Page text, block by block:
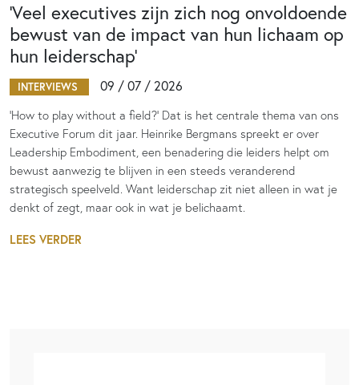
‘Veel executives zijn zich nog onvoldoende
bewust van de impact van hun lichaam op
hun leiderschap’
INTERVIEWS 09 / 07 / 2026
‘How to play without a field?’ Dat is het centrale thema van ons
Executive Forum dit jaar. Heinrike Bergmans spreekt er over
Leadership Embodiment, een benadering die leiders helpt om
bewust aanwezig te blijven in een steeds veranderend
strategisch speelveld. Want leiderschap zit niet alleen in wat je
denkt of zegt, maar ook in wat je belichaamt.
LEES VERDER